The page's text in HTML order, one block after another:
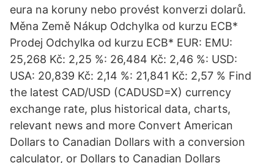
eura na koruny nebo provést konverzi dolarů.
Měna Země Nákup Odchylka od kurzu ECB*
Prodej Odchylka od kurzu ECB* EUR: EMU:
25,268 Kč: 2,25 %: 26,484 Kč: 2,46 %: USD:
USA: 20,839 Kč: 2,14 %: 21,841 Kč: 2,57 % Find
the latest CAD/USD (CADUSD=X) currency
exchange rate, plus historical data, charts,
relevant news and more Convert American
Dollars to Canadian Dollars with a conversion
calculator, or Dollars to Canadian Dollars